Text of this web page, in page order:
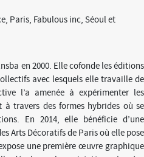
Paris, Fabulous inc, Séoul et
en 2000. Elle cofonde les éditions
avec lesquels elle travaille de
l’a amenée à expérimenter les
travers des formes hybrides où se
En 2014, elle bénéficie d’une
Arts Décoratifs de Paris où elle pose
une première œuvre graphique